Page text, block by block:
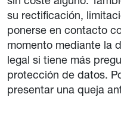
su rectificación,
ponerse en contacto
momento mediante la
legal si tiene más
protección de datos.
presentar una queja